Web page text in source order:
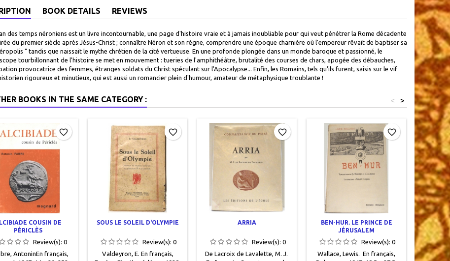
BOOK DETAILS REVIEWS
des temps néroniens est un livre incontournable, une page d'histoire vraie et à jamais inoubliable pour qui veut pénétrer la Rome décadente
du premier siècle après Jésus-Christ ; connaître Néron et son règne, comprendre une époque charnière où l'empereur rêvait de baptiser sa
" tandis que naissait le mythe chrétien de la cité vertueuse. En une profonde plongée dans un monde baroque et passionné, le
tourbillonnant de l'histoire se met en mouvement : tueries de l'amphithéâtre, brutalité des courses de chars, apogée des débauches,
provocatrice des femmes, étranges soldats du Christ spéculant sur l'Apocalypse... Enfin, les Romains, tels qu'ils furent, saisis sur le vif
rigoureux et minutieux, qui est aussi un romancier plein d'humour, amateur de métaphysique troublante !
BOOKS IN THE SAME CATEGORY : >
<
COUSIN DE
PÉRICLÈS
Review(s): 0
AntoninEn français,
favorite_border
SOUS LE SOLEIL D'OLYMPIE
Review(s): 0
Valdeyron, E. En français,
favorite_border
ARRIA
Review(s): 0
De Lacroix de Lavalette, M. J.
favorite_border
BEN-HUR. LE PRINCE DE
JÉRUSALEM
Review(s): 0
Wallace, Lewis. En français,
favorite_border Out-of-
►